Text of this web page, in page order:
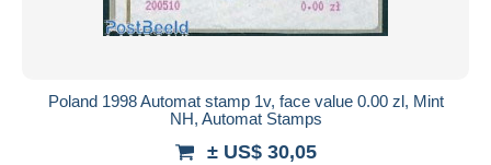
Poland 1998 Automat stamp 1v, face value 0.00 zl, Mint
NH, Automat Stamps
± US$ 30,05